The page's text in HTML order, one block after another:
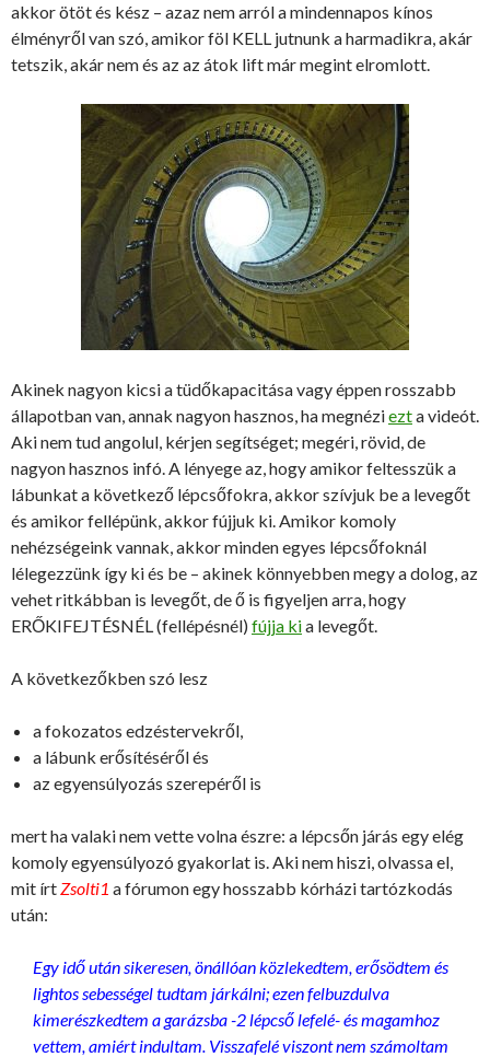
akkor ötöt és kész – azaz nem arról a mindennapos kínos
élményről van szó, amikor föl KELL jutnunk a harmadikra, akár
tetszik, akár nem és az az átok lift már megint elromlott.
Akinek nagyon kicsi a tüdőkapacitása vagy éppen rosszabb
állapotban van, annak nagyon hasznos, ha megnéziezta videót.
Aki nem tud angolul, kérjen segítséget; megéri, rövid, de
nagyon hasznos infó. A lényege az, hogy amikor feltesszük a
lábunkat a következő lépcsőfokra, akkor szívjuk be a levegőt
és amikor fellépünk, akkor fújjuk ki. Amikor komoly
nehézségeink vannak, akkor minden egyes lépcsőfoknál
lélegezzünk így ki és be – akinek könnyebben megy a dolog, az
vehet ritkábban is levegőt, de ő is figyeljen arra, hogy
ERŐKIFEJTÉSNÉL (fellépésnél) fújja kia levegőt.
A következőkben szó lesz
a fokozatos edzéstervekről,
a lábunk erősítéséről és
az egyensúlyozás szerepéről is
mert ha valaki nem vette volna észre: a lépcsőn járás egy elég
komoly egyensúlyozó gyakorlat is. Aki nem hiszi, olvassa el,
mit írtZsolti1 a fórumon egy hosszabb kórházi tartózkodás
után:
Egy idő után sikeresen, önállóan közlekedtem, erősödtem és
lightos sebességel tudtam járkálni; ezen felbuzdulva
kimerészkedtem a garázsba -2 lépcső lefelé- és magamhoz
vettem, amiért indultam. Visszafelé viszont nem számoltam